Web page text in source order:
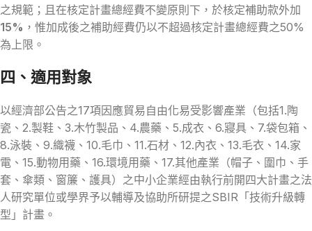
之規範；且在核定計畫總經費不變原則下，於核定補助款外加
15% ，惟加成後之補助經費仍以不超過核定計畫總經費之50%
為上限。
四、適用對象
以經濟部公告之17項因應貿易自由化易受影響產業（包括1.陶
瓷、2.製鞋、3.木竹製品、4.農藥、5.成衣、6.寢具、7.袋包箱、
8.泳裝、9.織襪、10.毛巾、11.石材、12.內衣、13.毛衣、14.家
電、15.動物用藥、16.環境用藥、17.其他產業（帽子、圍巾、手
套、傘類、窗簾、護具）之中小企業經由執行前開四大計畫之法
人研究單位或學界予以輔導及協助所研提之SBIR「技術升級轉
型」計畫。